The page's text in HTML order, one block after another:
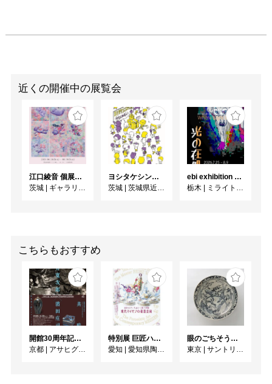
近くの開催中の展覧会
江口綾音 個展「RINNE」
茨城
ギャラリー桜林
ヨシタケシンスケ展かもしれない
茨城
茨城県近代美術館
ebi exhibition "光の在処"
栃木
ミライト一条ギャラリースペース
こちらもおすすめ
開館30周年記念 山本爲三郎・河井寬次郎没後60年記念 「共鳴 河井寬次郎 × 濱田庄司 ー山本爲三郎コレクションより」
京都
アサヒグループ大山崎山荘美術館
特別展 巨匠ハインツ・ヴェルナーの描いた物語（メルヘン） ー現代マイセンの磁器芸術ー
愛知
愛知県陶磁美術館
眼のごちそう 食器
東京
サントリー美術館